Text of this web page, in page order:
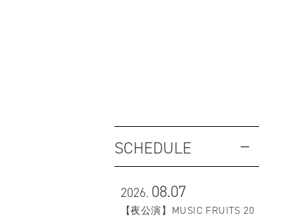
SCHEDULE
2026. 08.07
【夜公演】MUSIC FRUITS 20